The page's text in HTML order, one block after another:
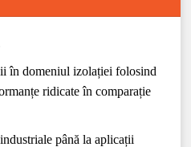
în domeniul izolației folosind
ridicate în comparație
până la aplicații